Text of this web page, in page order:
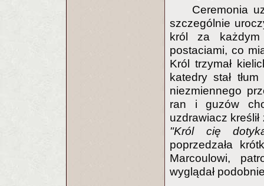
Ceremonia
szczególnie
król za każdym
postaciami, co
Król trzymał
katedry stał
niezmiennego
ran i guzów
uzdrawiacz
"Król cię
poprzedzała
Marcoulowi,
wyglądał